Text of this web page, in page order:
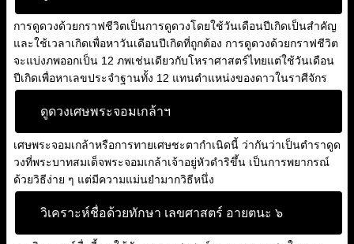
การดูดวงด้วยกราฟชีวิตเป็นการดูดวงโดยใช้วันเดือนปีเกิดเป็นสำคัญ
และใช้เวลาเกิดเพื่อหาวันเดือนปีเกิดที่ถูกต้อง การดูดวงด้วยกราฟชีวิต
จะแบ่งภพออกเป็น 12 ภพเช่นเดียวกับโหราศาสตร์ไทยแต่ใช้วันเดือน
ปีเกิดเพื่อหาเลขประจำฐานทั้ง 12 แทนตำแหน่งของดาวในราศีจักร
ดูดวงเศษพระจอมเกล้าฯ
เศษพระจอมเกล้าหรือการทายเศษชะตากำเนิดนี้ ว่ากันว่าเป็นตำราดูด
วงที่พระบาทสมเด็จพระจอมเกล้าเจ้าอยู่หัวดำริขึ้น เป็นการพยากรณ์
ด้วยวิธีง่าย ๆ แต่มีความแม่นยำมากวิธีหนึ่ง
วิเคราะห์ชื่อด้วยทักษา เลขศาสตร์ อายตนะ ๖